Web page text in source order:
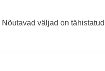
Nõutavad väljad on tähistatud